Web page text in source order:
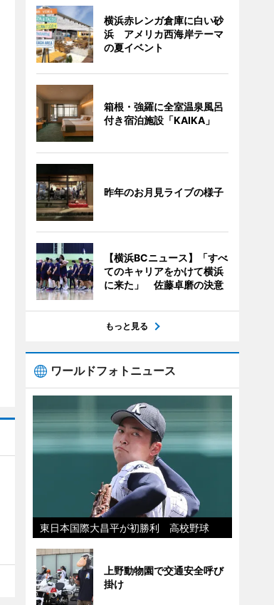
横浜赤レンガ倉庫に白い砂
浜 アメリカ西海岸テーマ
の夏イベント
箱根・強羅に全室温泉風呂
付き宿泊施設「KAIKA」
昨年のお月見ライブの様子
【横浜BCニュース】「すべ
てのキャリアをかけて横浜
に来た」 佐藤卓磨の決意
もっと見る
ワールドフォトニュース
東日本国際大昌平が初勝利 高校野球
上野動物園で交通安全呼び
掛け